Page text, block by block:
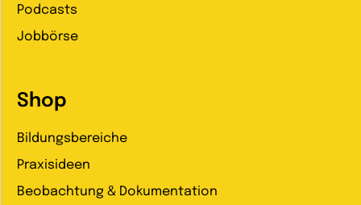
Podcasts
Jobbörse
Shop
Bildungsbereiche
Praxisideen
Beobachtung & Dokumentation